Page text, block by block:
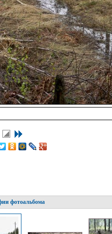
фотоальбома